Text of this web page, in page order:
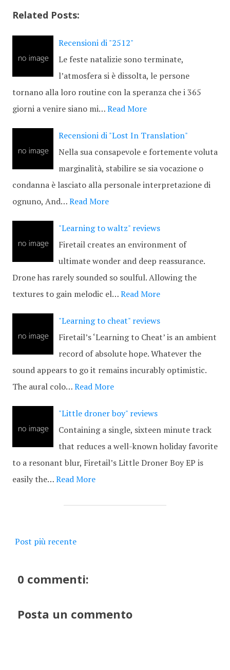
Related Posts:
Recensioni di "2512"
Le feste natalizie sono terminate,
l’atmosfera si è dissolta, le persone
tornano alla loro routine con la speranza che i 365
giorni a venire siano mi…Read More
Recensioni di "Lost In Translation"
Nella sua consapevole e fortemente voluta
marginalità, stabilire se sia vocazione o
condanna è lasciato alla personale interpretazione di
ognuno, And…Read More
"Learning to waltz" reviews
Firetail creates an environment of
ultimate wonder and deep reassurance.
Drone has rarely sounded so soulful. Allowing the
textures to gain melodic el…Read More
"Learning to cheat" reviews
Firetail’s ‘Learning to Cheat’ is an ambient
record of absolute hope. Whatever the
sound appears to go it remains incurably optimistic.
The aural colo…Read More
"Little droner boy" reviews
Containing a single, sixteen minute track
that reduces a well-known holiday favorite
to a resonant blur, Firetail’s Little Droner Boy EP is
easily the…Read More
Post più recente
0 commenti:
Posta un commento